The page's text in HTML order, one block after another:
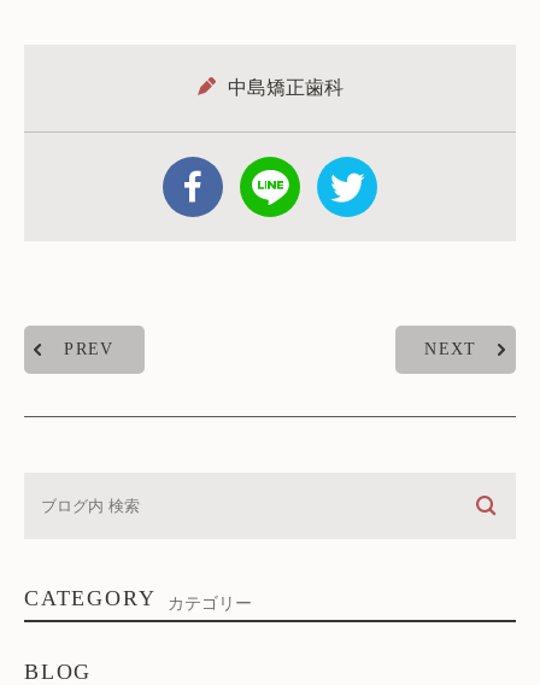
中島矯正歯科
PREV NEXT
CATEGORY カテゴリー
BLOG